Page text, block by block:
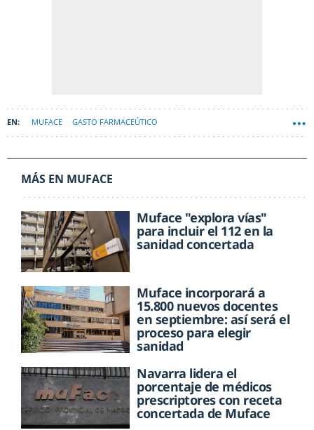
MUFACE GASTO FARMACEÚTICO
MÁS EN MUFACE
Muface "explora vías"
para incluir el 112 en la
sanidad concertada
Muface incorporará a
15.800 nuevos docentes
en septiembre: así será el
proceso para elegir
sanidad
Navarra lidera el
porcentaje de médicos
prescriptores con receta
concertada de Muface